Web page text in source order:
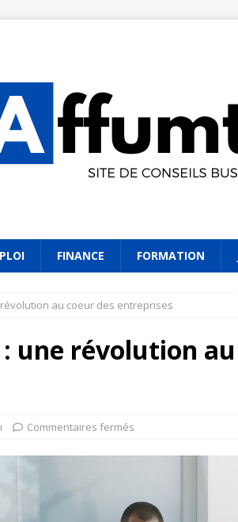
FINANCE FORMATION
au coeur des entreprises
une révolution au
Commentaires fermés